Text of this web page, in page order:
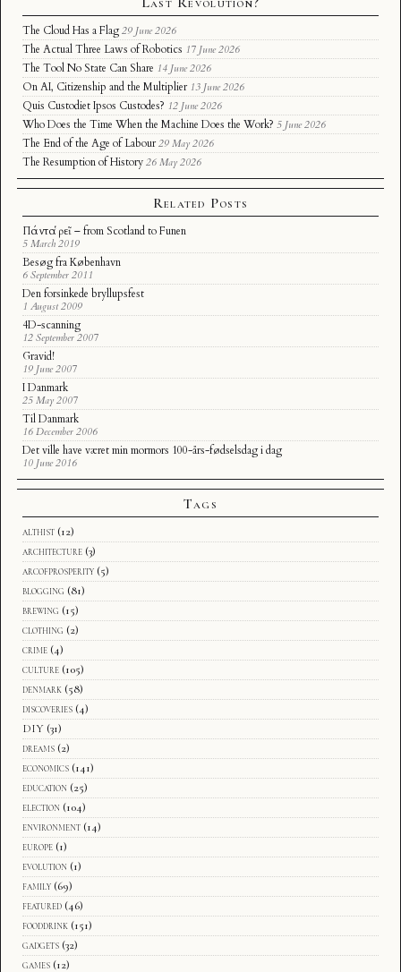
The Cloud Has a Flag 29 June 2026
The Actual Three Laws of Robotics 17 June 2026
The Tool No State Can Share 14 June 2026
On AI, Citizenship and the Multiplier 13 June 2026
Quis Custodiet Ipsos Custodes? 12 June 2026
Who Does the Time When the Machine Does the Work? 5 June 2026
The End of the Age of Labour 29 May 2026
The Resumption of History 26 May 2026
Related Posts
Πάντα ῥεῖ – from Scotland to Funen
5 March 2019
Besøg fra København
6 September 2011
Den forsinkede bryllupsfest
1 August 2009
4D-scanning
12 September 2007
Gravid!
19 June 2007
I Danmark
25 May 2007
Til Danmark
16 December 2006
Det ville have været min mormors 100-års-fødselsdag i dag
10 June 2016
Tags
althist (12)
architecture (3)
arcofprosperity (5)
blogging (81)
brewing (15)
clothing (2)
crime (4)
culture (105)
denmark (58)
discoveries (4)
DIY (31)
dreams (2)
economics (141)
education (25)
election (104)
environment (14)
europe (1)
evolution (1)
family (69)
featured (46)
fooddrink (151)
gadgets (32)
games (12)